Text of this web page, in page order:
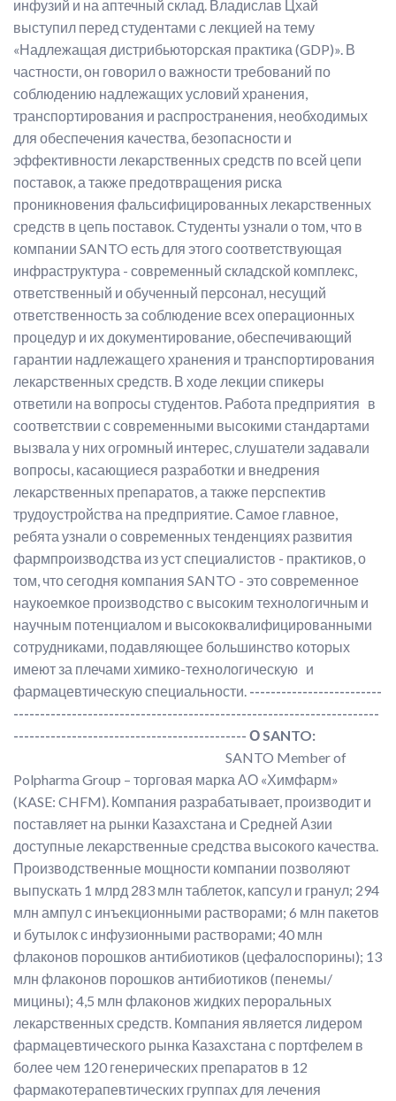
инфузий и на аптечный склад. Владислав Цхай
выступил перед студентами с лекцией на тему
«Надлежащая дистрибьюторская практика (GDP)». В
частности, он говорил о важности требований по
соблюдению надлежащих условий хранения,
транспортирования и распространения, необходимых
для обеспечения качества, безопасности и
эффективности лекарственных средств по всей цепи
поставок, а также предотвращения риска
проникновения фальсифицированных лекарственных
средств в цепь поставок. Студенты узнали о том, что в
компании SANTO есть для этого соответствующая
инфраструктура - современный складской комплекс,
ответственный и обученный персонал, несущий
ответственность за соблюдение всех операционных
процедур и их документирование, обеспечивающий
гарантии надлежащего хранения и транспортирования
лекарственных средств. В ходе лекции спикеры
ответили на вопросы студентов. Работа предприятия в
соответствии с современными высокими стандартами
вызвала у них огромный интерес, слушатели задавали
вопросы, касающиеся разработки и внедрения
лекарственных препаратов, а также перспектив
трудоустройства на предприятие. Самое главное,
ребята узнали о современных тенденциях развития
фармпроизводства из уст специалистов - практиков, о
том, что сегодня компания SANTO - это современное
наукоемкое производство с высоким технологичным и
научным потенциалом и высококвалифицированными
сотрудниками, подавляющее большинство которых
имеют за плечами химико-технологическую и
фармацевтическую специальности. -------------------------
---------------------------------------------------------------------
-------------------------------------------- ОSANTO:
SANTO Member of
Polpharma Group – торговая марка АО «Химфарм»
(KASE: CHFM). Компания разрабатывает, производит и
поставляет на рынки Казахстана и Средней Азии
доступные лекарственные средства высокого качества.
Производственные мощности компании позволяют
выпускать 1 млрд 283 млн таблеток, капсул и гранул; 294
млн ампул с инъекционными растворами; 6 млн пакетов
и бутылок с инфузионными растворами; 40 млн
флаконов порошков антибиотиков (цефалоспорины); 13
млн флаконов порошков антибиотиков (пенемы/
мицины); 4,5 млн флаконов жидких пероральных
лекарственных средств. Компания является лидером
фармацевтического рынка Казахстана с портфелем в
более чем 120 генерических препаратов в 12
фармакотерапевтических группах для лечения